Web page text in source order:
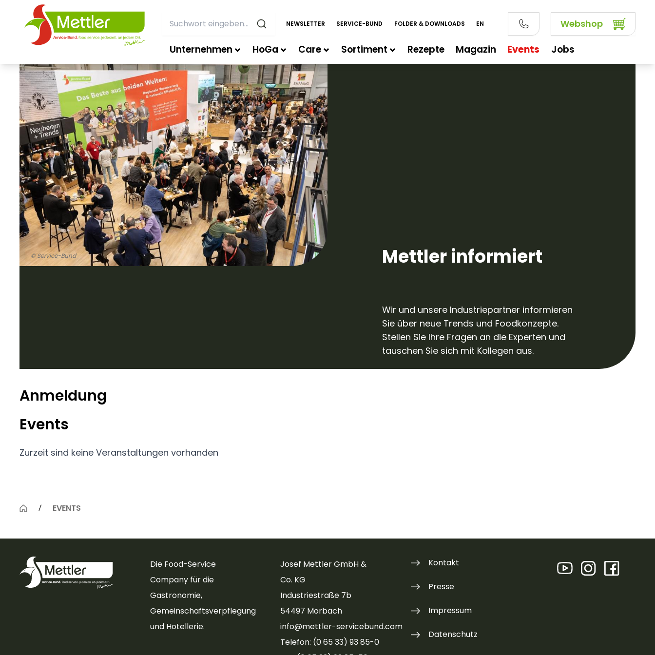
NEWSLETTER SERVICE-BUND FOLDER & DOWNLOADS EN Webshop
Unternehmen HoGa Care Sortiment Rezepte Magazin Events Jobs
© Service-Bund Mettler informiert
Wir und unsere Industriepartner informieren
Sie über neue Trends und Foodkonzepte.
Stellen Sie Ihre Fragen an die Experten und
tauschen Sie sich mit Kollegen aus.
Anmeldung
Events
Zurzeit sind keine Veranstaltungen vorhanden
EVENTS
Die Food-Service
Company für die
Gastronomie,
Gemeinschaftsverpflegung
und Hotellerie.
Josef Mettler GmbH &
Co. KG
Industriestraße 7b
54497 Morbach
info@mettler-servicebund.com
Telefon: (0 65 33) 93 85-0
Kontakt
Presse
Impressum
Datenschutz